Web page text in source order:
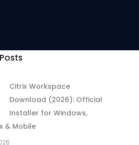
Citrix Workspace
Download (2026): Official
Installer for Windows,
& Mobile